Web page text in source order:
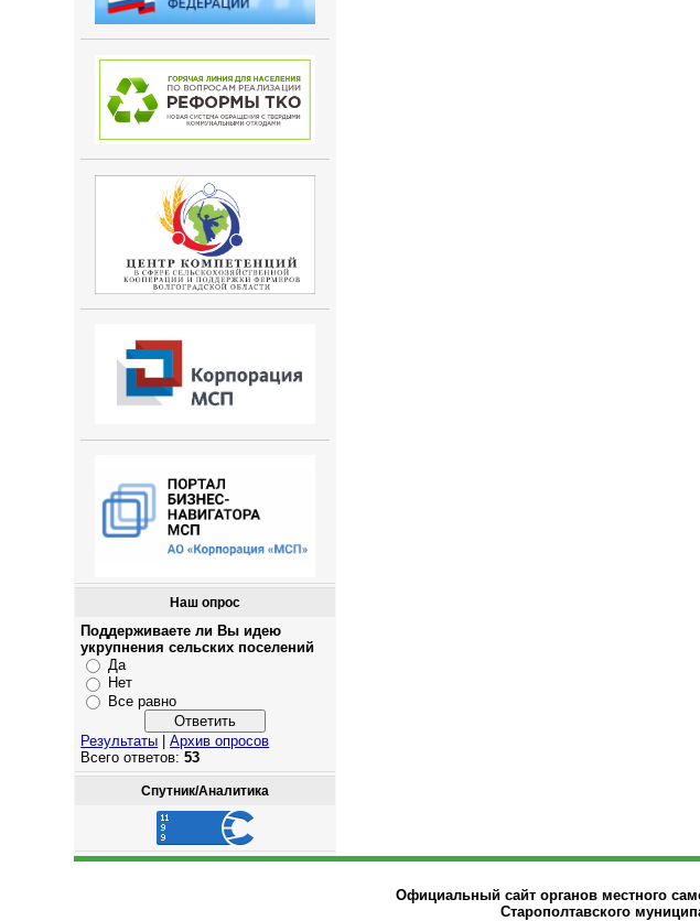
Наш опрос
Поддерживаете ли Вы идею
укрупнения сельских поселений
Да
Нет
Все равно
Результаты |Архив опросов
Всего ответов:53
Спутник/Аналитика
Официальный сайт органов местного
Старополтавского